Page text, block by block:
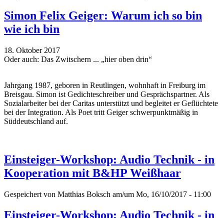
Simon Felix Geiger: Warum ich so bin
wie ich bin
18. Oktober 2017
Oder auch: Das Zwitschern ... „hier oben drin“
Jahrgang 1987, geboren in Reutlingen, wohnhaft in Freiburg im
Breisgau. Simon ist Gedichteschreiber und Gesprächspartner. Als
Sozialarbeiter bei der Caritas unterstützt und begleitet er Geflüchtete
bei der Integration. Als Poet tritt Geiger schwerpunktmäßig in
Süddeutschland auf.
Einsteiger-Workshop: Audio Technik - in
Kooperation mit B&HP Weißhaar
Gespeichert von Matthias Boksch am/um Mo, 16/10/2017 - 11:00
Einsteiger-Workshop: Audio Technik - in